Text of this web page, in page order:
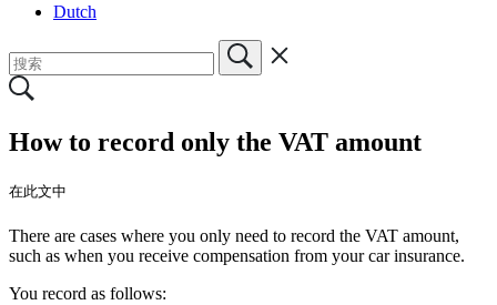
Dutch
How to record only the VAT amount
在此文中
There are cases where you only need to record the VAT amount,
such as when you receive compensation from your car insurance.
You record as follows: